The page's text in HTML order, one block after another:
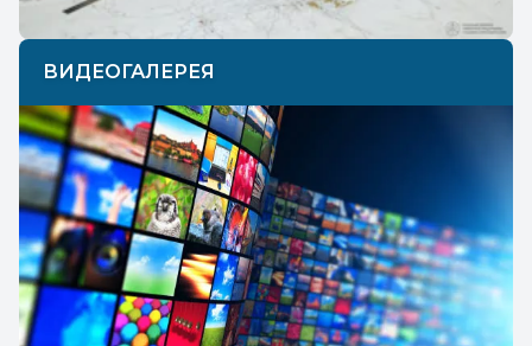
ВИДЕОГАЛЕРЕЯ